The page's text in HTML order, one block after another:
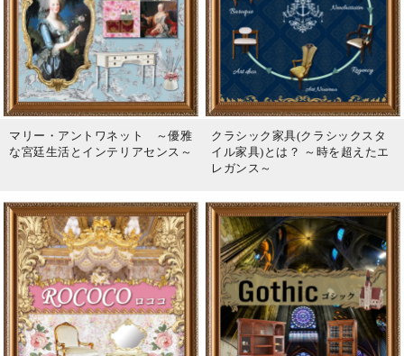
マリー・アントワネット ～優雅
な宮廷生活とインテリアセンス～
クラシック家具(クラシックスタ
イル家具)とは？ ～時を超えたエ
レガンス～